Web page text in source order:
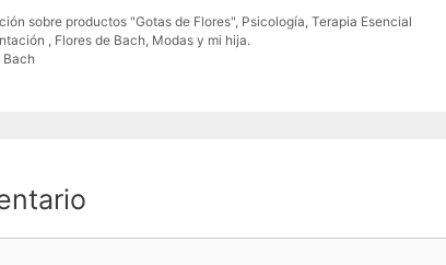
sobre productos "Gotas de Flores" Psicología ,Terapia Esencial
, Flores de Bach, Modas y mi hija.
Bach